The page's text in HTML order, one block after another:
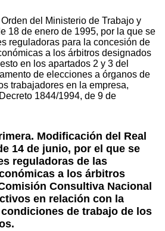
del Ministerio de Trabajo y
18 de enero de 1995, por la que se
reguladoras para la concesión de
a los árbitros designados
en los apartados 2 y 3 del
de elecciones a órganos de
trabajadores en la empresa,
1844/1994, de 9 de
Modificación del Real
14 de junio, por el que se
reguladoras de las
a los árbitros
Consultiva Nacional
en relación con la
de trabajo de los